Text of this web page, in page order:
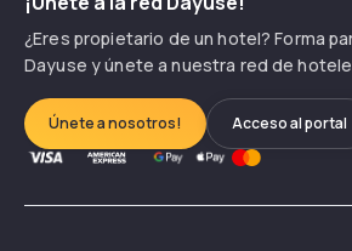
¿Eres propietario de un hotel? Forma
Dayuse y únete a nuestra red de
Únete a nosotros! Acceso al portal